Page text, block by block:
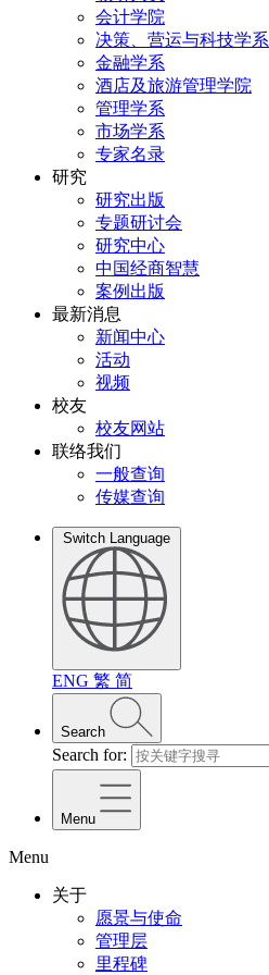
会计学院
决策、营运与科技学系
金融学系
酒店及旅游管理学院
管理学系
市场学系
专家名录
研究
研究出版
专题研讨会
研究中心
中国经商智慧
案例出版
最新消息
新闻中心
活动
视频
校友
校友网站
联络我们
一般查询
传媒查询
Switch Language
ENG 繁 简
Search
Search for:
Menu
Menu
关于
愿景与使命
管理层
里程碑